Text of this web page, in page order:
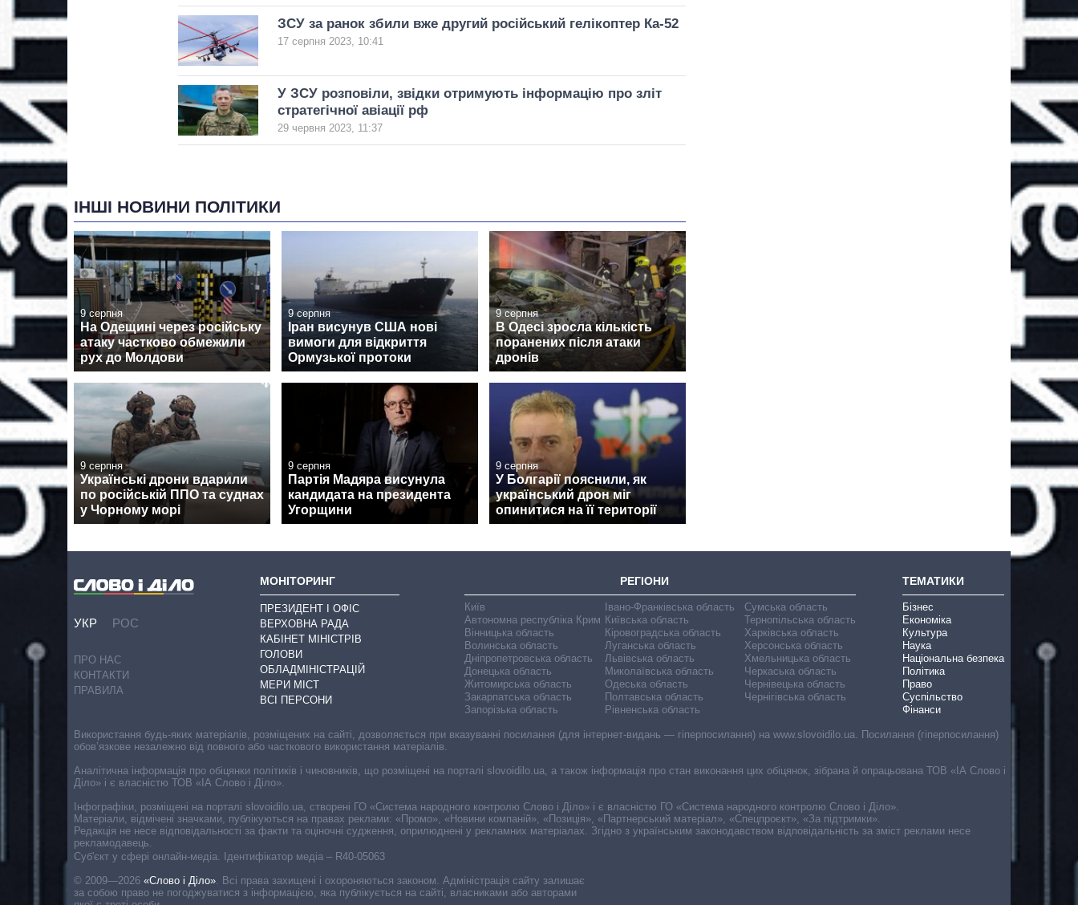
ЗСУ за ранок збили вже другий російський гелікоптер Ка-52
17 серпня 2023, 10:41
У ЗСУ розповіли, звідки отримують інформацію про зліт
стратегічної авіації рф
29 червня 2023, 11:37
ІНШІ НОВИНИ ПОЛІТИКИ
9 серпня
На Одещині через російську
атаку частково обмежили
рух до Молдови
9 серпня
Іран висунув США нові
вимоги для відкриття
Ормузької протоки
9 серпня
В Одесі зросла кількість
поранених після атаки
дронів
9 серпня
Українські дрони вдарили
по російській ППО та суднах
у Чорному морі
9 серпня
Партія Мадяра висунула
кандидата на президента
Угорщини
9 серпня
У Болгарії пояснили, як
український дрон міг
опинитися на її території
УКР РОС
ПРО НАС
КОНТАКТИ
ПРАВИЛА
МОНІТОРИНГ
ПРЕЗИДЕНТ І ОФІС
ВЕРХОВНА РАДА
КАБІНЕТ МІНІСТРІВ
ГОЛОВИ
ОБЛАДМІНІСТРАЦІЙ
МЕРИ МІСТ
ВСІ ПЕРСОНИ
РЕГІОНИ
Київ
Автономна республіка Крим
Вінницька область
Волинська область
Дніпропетровська область
Донецька область
Житомирська область
Закарпатська область
Запорізька область
Івано-Франківська область
Київська область
Кіровоградська область
Луганська область
Львівська область
Миколаївська область
Одеська область
Полтавська область
Рівненська область
Сумська область
Тернопільська область
Харківська область
Херсонська область
Хмельницька область
Черкаська область
Чернівецька область
Чернігівська область
ТЕМАТИКИ
Бізнес
Економіка
Культура
Наука
Національна безпека
Політика
Право
Суспільство
Фінанси
Cуб'єкт у сфері онлайн-медіа. Ідентифікатор медіа – R40-05063
© 2009—2026 «Слово і Діло». Всі права захищені і охороняються законом. Адміністрація сайту залишає
за собою право не погоджуватися з інформацією, яка публікується на сайті, власниками або авторами
Використання будь-яких матеріалів, розміщених на сайті, дозволяється при вказуванні посилання (для інтернет-видань — гіперпосилання) на www.slovoidilo.ua. Посилання (гіперпосилання)
обов’язкове незалежно від повного або часткового використання матеріалів.
Аналітична інформація про обіцянки політиків і чиновників, що розміщені на порталі slovoidilo.ua, а також інформація про стан виконання цих обіцянок, зібрана й опрацьована ТОВ «ІА Слово і
Діло» і є власністю ТОВ «ІА Слово і Діло».
Інфографіки, розміщені на порталі slovoidilo.ua, створені ГО «Система народного контролю Слово і Діло» і є власністю ГО «Система народного контролю Слово і Діло».
Матеріали, відмічені значками, публікуються на правах реклами: «Промо», «Новини компаній», «Позиція», «Партнерський матеріал», «Спецпроєкт», «За підтримки».
Редакція не несе відповідальності за факти та оціночні судження, оприлюднені у рекламних матеріалах. Згідно з українським законодавством відповідальність за зміст реклами несе
рекламодавець.